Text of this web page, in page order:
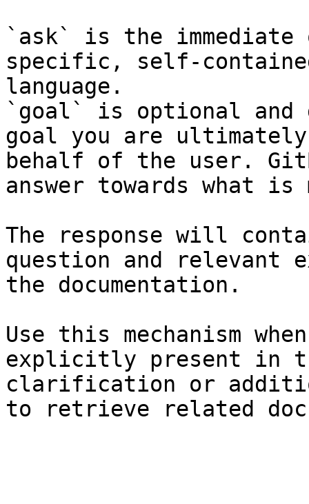
`ask` is the
specific, self-
language.
`goal` is optional and
goal you are
behalf of the user.
answer towards what
The response will
question and relevant
the documentation.
Use this mechanism
explicitly present in
clarification or